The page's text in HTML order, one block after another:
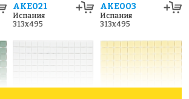
AKE021
Испания
313x495
AKE003
Испания
313x495